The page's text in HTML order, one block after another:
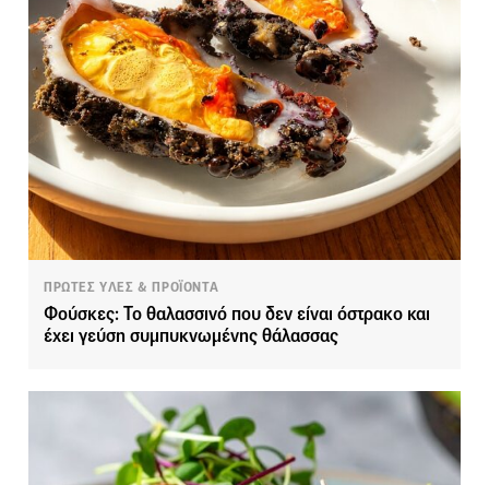
ΠΡΩΤΕΣ ΥΛΕΣ & ΠΡΟΪΟΝΤΑ
Φούσκες: Το θαλασσινό που δεν είναι όστρακο και
έχει γεύση συμπυκνωμένης θάλασσας